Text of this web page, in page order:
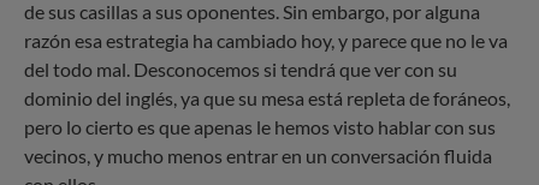
de sus casillas a sus oponentes. Sin embargo, por alguna
razón esa estrategia ha cambiado hoy, y parece que no le va
del todo mal. Desconocemos si tendrá que ver con su
dominio del inglés, ya que su mesa está repleta de foráneos,
pero lo cierto es que apenas le hemos visto hablar con sus
vecinos, y mucho menos entrar en un conversación fluida